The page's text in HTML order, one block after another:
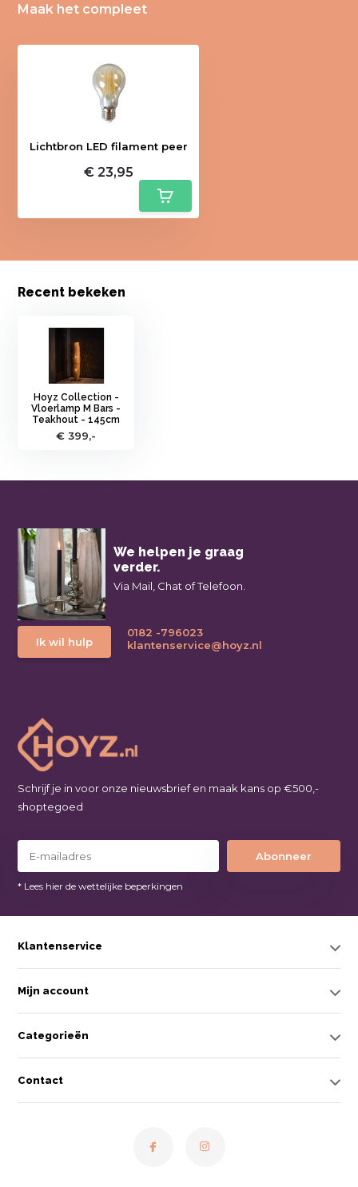
Maak het compleet
Lichtbron LED filament peer
€ 23,95
Recent bekeken
Hoyz Collection -
Vloerlamp M Bars -
Teakhout - 145cm
€ 399,-
We helpen je graag
verder.
Via Mail, Chat of Telefoon.
Ik wil hulp
0182 -796023
klantenservice@hoyz.nl
Schrijf je in voor onze nieuwsbrief en maak kans op €500,-
shoptegoed
Abonneer
* Lees hier de wettelijke beperkingen
Klantenservice
Mijn account
Categorieën
Contact